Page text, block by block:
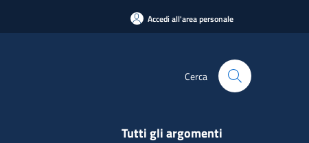
Accedi all'area personale
Cerca
Tutti gli argomenti